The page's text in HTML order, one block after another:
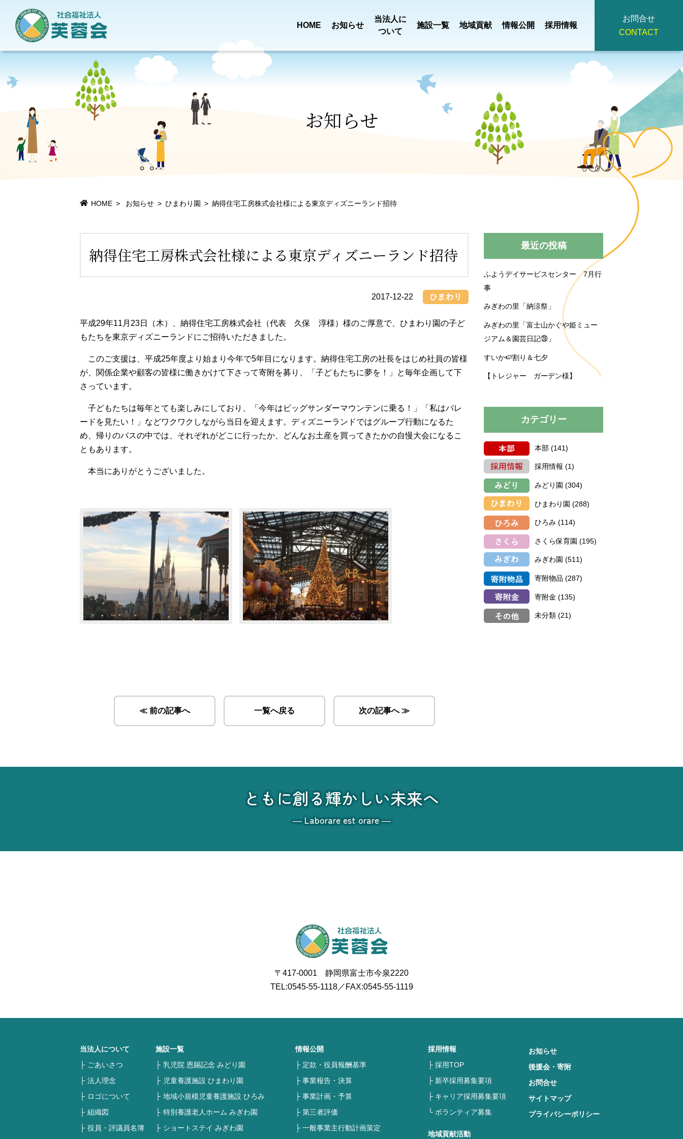
HOME お知らせ
当法人に
ついて
当法人について
ごあいさつ
評議員名簿
施設一覧
施設一覧
児童養護施設
ひまわり園
デイサービスセンタ
みぎわの里
富士市吉原西部
さくら保育園
買い物送迎
プロジェクト
地域貢献
地域貢献活動
プロジェクト
田宿川清掃
情報公開
役員報酬基準
事業報告・
改善計画書
について
運営規程
採用情報
お問合せ
CONTACT
お知らせ
HOME お知らせ ひまわり園 納得住宅工房株式会社様による東京ディズニーランド招待
納得住宅工房株式会社様による東京ディズニーランド招待
2017-12-22
平成29年11月23日（木）、納得住宅工房株式会社（代表 久保 淳様）様のご厚意で、ひまわり園の子ど
もたちを東京ディズニーランドにご招待いただきました。
このご支援は、平成25年度より始まり今年で5年目になります。納得住宅工房の社長をはじめ社員の皆様
が、関係企業や顧客の皆様に働きかけて下さって寄附を募り、「子どもたちに夢を！」と毎年企画して下
さっています。
子どもたちは毎年とても楽しみにしており、「今年はビッグサンダーマウンテンに乗る！」「私はパレ
ードを見たい！」などワクワクしながら当日を迎えます。ディズニーランドではグループ行動になるた
め、帰りのバスの中では、それぞれがどこに行ったか、どんなお土産を買ってきたかの自慢大会になるこ
ともあります。
本当にありがとうございました。
≪ 前の記事へ 一覧へ戻る 次の記事へ ≫
最近の投稿
ふようデイサービスセンター 7月行
事
みぎわの里「納涼祭」
みぎわの里「富士山かぐや姫ミュー
ジアム＆園芸日記㉘」
すいか🍉割り＆七夕
【トレジャー ガーデン様】
カテゴリー
本部 (141)
採用情報 (1)
みどり園 (304)
ひまわり園 (288)
ひろみ (114)
さくら保育園 (195)
みぎわ園 (511)
寄附物品 (287)
寄附金 (135)
未分類 (21)
ともに創る輝かしい未来へ
― Laborare est orare ―
〒417-0001 静岡県富士市今泉2220
TEL:0545-55-1118／FAX:0545-55-1119
当法人について
ごあいさつ
法人理念
ロゴについて
組織図
役員・評議員名簿
施設一覧
乳児院 恩賜記念 みどり園
児童養護施設 ひまわり園
地域小規模児童養護施設 ひろみ
特別養護老人ホーム みぎわ園
ショートステイ みぎわ園
情報公開
定款・役員報酬基準
事業報告・決算
事業計画・予算
第三者評価
一般事業主行動計画策定
採用情報
採用TOP
新卒採用募集要項
キャリア採用募集要項
ボランティア募集
地域貢献活動
お知らせ
後援会・寄附
お問合せ
サイトマップ
プライバシーポリシー